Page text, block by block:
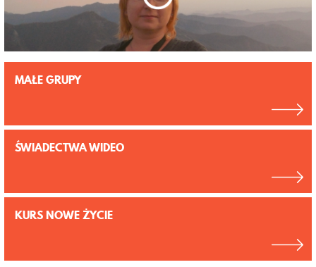
MAŁE GRUPY
ŚWIADECTWA WIDEO
KURS NOWE ŻYCIE